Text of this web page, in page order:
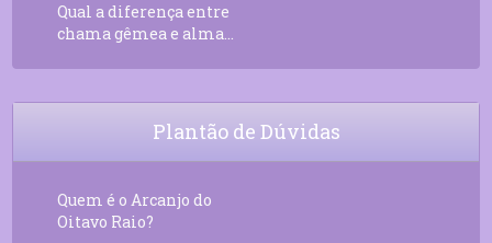
Qual a diferença entre
chama gêmea e alma...
Plantão de Dúvidas
Quem é o Arcanjo do
Oitavo Raio?